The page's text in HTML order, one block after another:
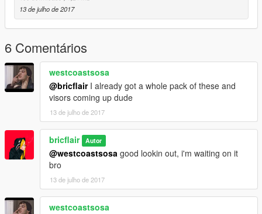
13 de julho de 2017
6 Comentários
westcoastsosa
@bricflairI already got a whole pack of these and
visors coming up dude
13 de julho de 2017
bricflair Autor
@westcoastsosa good lookin out, i'm waiting on it
bro
13 de julho de 2017
westcoastsosa